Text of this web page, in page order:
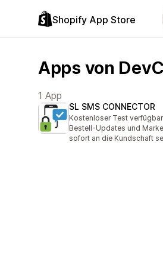
Shopify App Store
Apps von
1 App
SL SMS CONNECTOR
Kostenloser Test verfügbar
Bestell-Updates und
sofort an die Kundschaft